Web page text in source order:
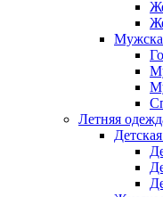
Летняя